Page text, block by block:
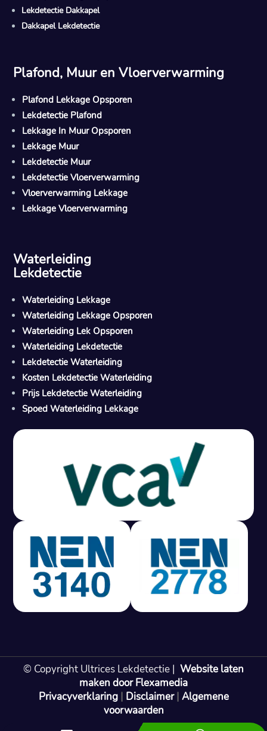
M
Gratis offerte in 24 uur
Geen lekkage? Geen betaling.
Vast tarief van € 395,- exc btw.
Rapport binnen 3 werkdagen.
100% RIsicovrij.
Vaak vergoed door verzekeraar.
Gratis offerte in 24 uur
Bel: 085 080 55 42
Lekdetectie Dakkapel
Dakkapel Lekdetectie
Plafond, Muur en Vloerverwarming
Plafond Lekkage Opsporen
Lekdetectie Plafond
Lekkage In Muur Opsporen
Lekkage Muur
Lekdetectie Muur
Lekdetectie Vloerverwarming
Vloerverwarming Lekkage
Lekkage Vloerverwarming
Waterleiding
Lekdetectie
Waterleiding Lekkage
Waterleiding Lekkage Opsporen
Waterleiding Lek Opsporen
Waterleiding Lekdetectie
Lekdetectie Waterleiding
Kosten Lekdetectie Waterleiding
Prijs Lekdetectie Waterleiding
Spoed Waterleiding Lekkage
© Copyright Ultrices Lekdetectie | Website laten
maken door Flexamedia
Privacyverklaring| Disclaimer| Algemene
voorwaarden